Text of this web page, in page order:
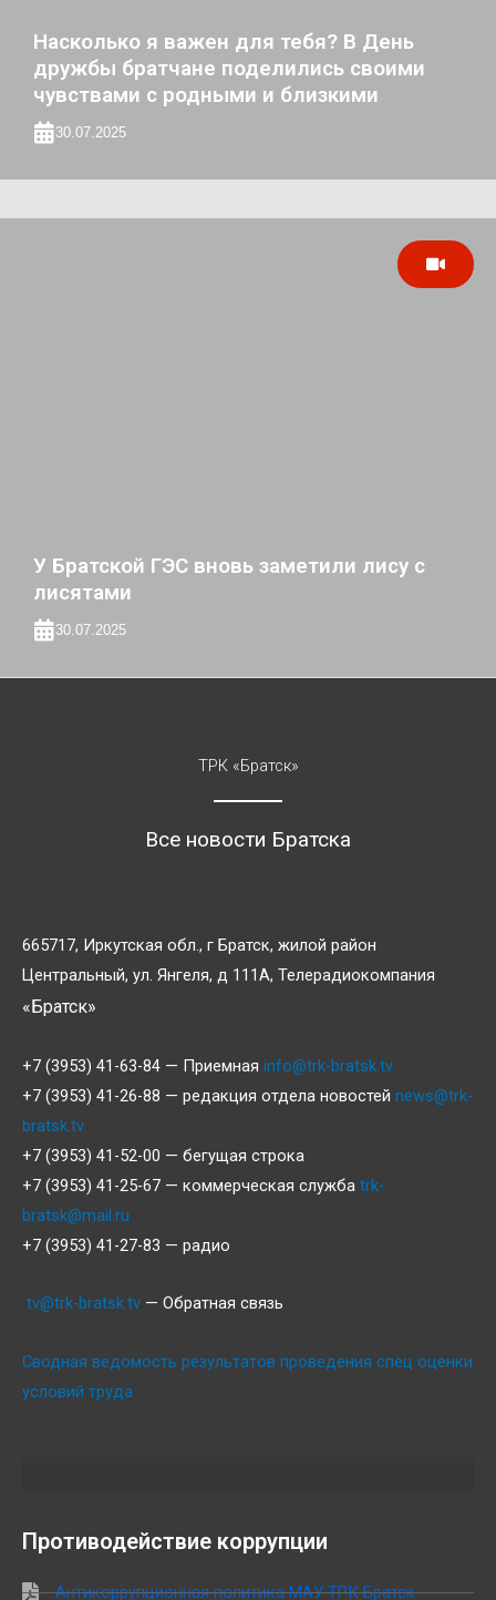
Насколько я важен для тебя? В День
дружбы братчане поделились своими
чувствами с родными и близкими
30.07.2025
У Братской ГЭС вновь заметили лису с
лисятами
30.07.2025
ТРК «Братск»
Все новости Братска
665717, Иркутская обл., г Братск, жилой район
Центральный, ул. Янгеля, д 111А, Телерадиокомпания
«Братск»
+7 (3953) 41-63-84 — Приемная info@trk-bratsk.tv
+7 (3953) 41-26-88 — редакция отдела новостей news@trk-
bratsk.tv
+7 (3953) 41-52-00 — бегущая строка
+7 (3953) 41-25-67 — коммерческая служба trk-
bratsk@mail.ru
+7 (3953) 41-27-83 — радио
tv@trk-bratsk.tv — Обратная связь
Сводная ведомость результатов проведения спец оценки
условий труда
Противодействие коррупции
Антикоррупционная политика МАУ ТРК Братск